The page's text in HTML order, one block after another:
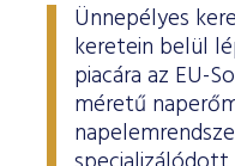
Ünnepélyes
keretein belül
piacára az EU-
méretű